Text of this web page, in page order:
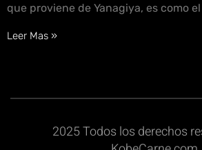
que proviene de Yanagiya, es como
Leer Mas »
2025 Todos los derechos